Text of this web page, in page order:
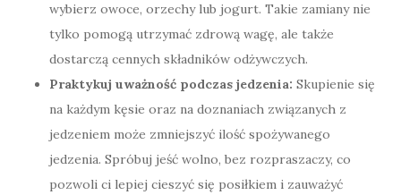
wybierz owoce, orzechy lub jogurt. Takie zamiany nie
tylko pomogą utrzymać zdrową wagę, ale także
dostarczą cennych składników odżywczych.
Praktykuj uważność podczas jedzenia: Skupienie się
na każdym kęsie oraz na doznaniach związanych z
jedzeniem może zmniejszyć ilość spożywanego
jedzenia. Spróbuj jeść wolno, bez rozpraszaczy, co
pozwoli ci lepiej cieszyć się posiłkiem i zauważyć